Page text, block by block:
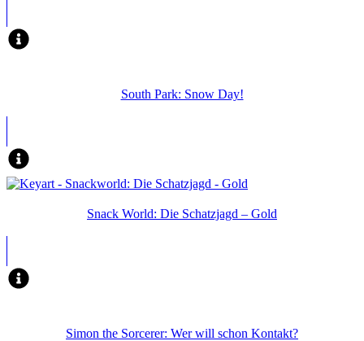
South Park: Snow Day!
Snack World: Die Schatzjagd – Gold
Simon the Sorcerer: Wer will schon Kontakt?